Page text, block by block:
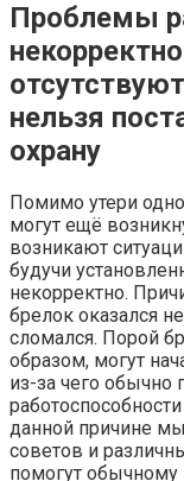
Проблемы
нельзя
охрану
Помимо утери
могут ещё
возникают
будучи
некорректно.
брелок оказался
сломался. Порой
образом, могут
из-за чего обычно
данной причине
советов и
помогут обычному